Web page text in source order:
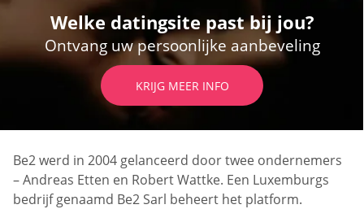
Welke datingsite past bij jou?
Ontvang uw persoonlijke aanbeveling
KRIJG MEER INFO
Be2 werd in 2004 gelanceerd door twee ondernemers
– Andreas Etten en Robert Wattke. Een Luxemburgs
bedrijf genaamd Be2 Sarl beheert het platform.